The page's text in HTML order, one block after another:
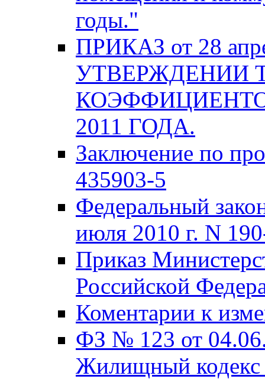
годы."
ПРИКАЗ от 28
УТВЕРЖДЕНИИ
2011 ГОДА.
Заключение по
435903-5
Федеральный
июля 2010 г. N
Приказ
Российской
Коментарии к
ФЗ № 123 от
Жилищный кодекс